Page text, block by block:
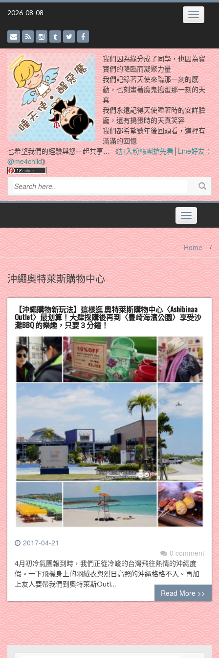
Skip
2026-08-08 Toggle
我們因為緣分成了同學，也因為寶
寶們的降臨而凝聚力量
我們記錄著天使來臨那一刻的感
動，也刻畫著魔鬼搗蛋那一刻的天
真
我們永遠記得天使睡著時的安詳臉
龐，還有搗蛋時的天真笑容
我們都希望數年後回頭看，這裡有
滿滿的回憶
也希望我們的經驗與您一起共享… 《加入粉絲團搶先看│Line好友：
@me4child》
Toggle
navigation
Home /
沖繩奧特萊斯購物中心
【沖繩購物新玩法】這樣逛 奧特萊斯購物中心〈Ashibinaa
Outlet〉最划算！大肆採購後再到〈豊崎海濱公園〉享受沙
灘BBQ 的樂趣，只要３分鐘！
2017-04-21
0 comment
4月初冷氣團報到時，我們正從冷峻的台灣飛往熱情的沖繩度
假。一下飛機身上的羽絨衣與烈日高照的沖繩格格不入。再加
上友人要帶我們到奧特萊斯Outl…
Read More >>